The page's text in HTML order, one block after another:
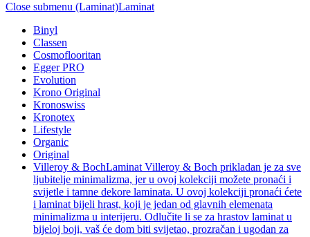
Close submenu (Laminat)Laminat
Binyl
Classen
Cosmoflooritan
Egger PRO
Evolution
Krono Original
Kronoswiss
Kronotex
Lifestyle
Organic
Original
Villeroy & BochLaminat Villeroy & Boch prikladan je za sve
ljubitelje minimalizma, jer u ovoj kolekciji možete pronaći i
svijetle i tamne dekore laminata. U ovoj kolekciji pronaći ćete
i laminat bijeli hrast, koji je jedan od glavnih elemenata
minimalizma u interijeru. Odlučite li se za hrastov laminat u
bijeloj boji, vaš će dom biti svijetao, prozračan i ugodan za